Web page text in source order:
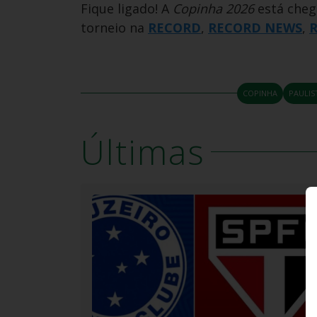
Fique ligado! A Copinha 2026 está
torneio na RECORD, RECORD NEWS,
COPINHA
Últimas